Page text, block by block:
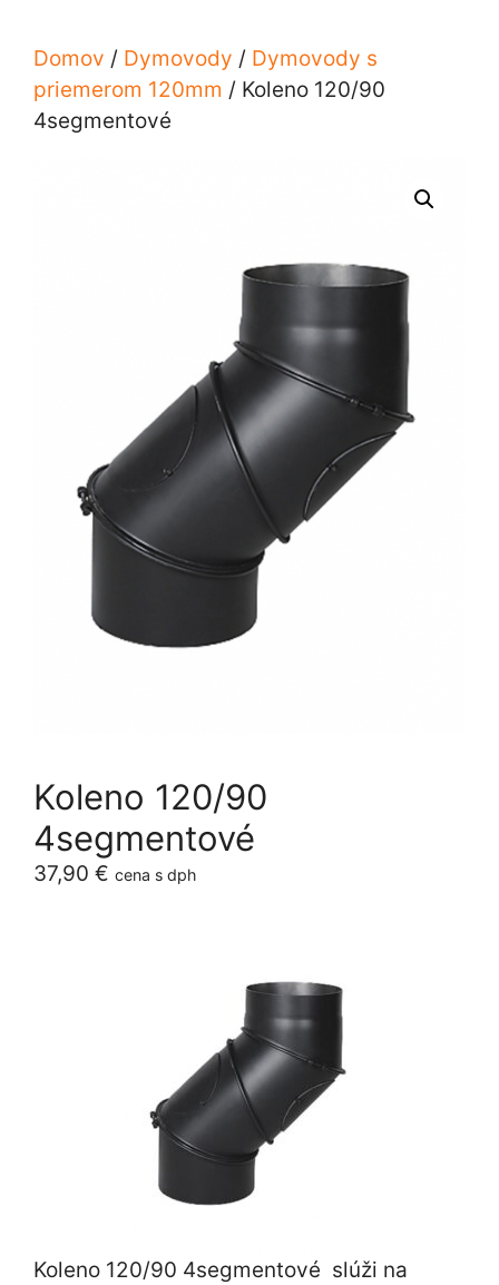
Domov / Dymovody / Dymovody s
priemerom 120mm / Koleno 120/90
4segmentové
Koleno 120/90
4segmentové
37,90 € cena s dph
Koleno 120/90 4segmentové slúži na